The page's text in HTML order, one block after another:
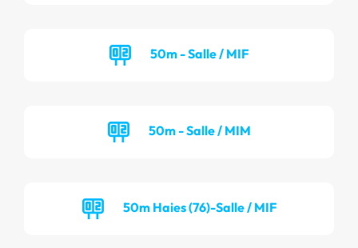
50m - Salle / MIF
50m - Salle / MIM
50m Haies (76)-Salle / MIF